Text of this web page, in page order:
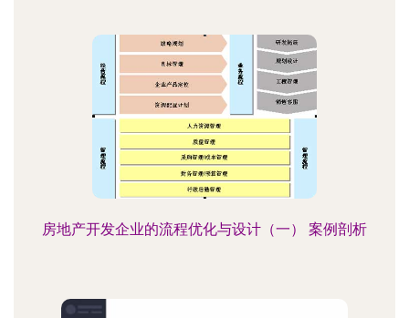
房地产开发企业的流程优化与设计（一） 案例剖析